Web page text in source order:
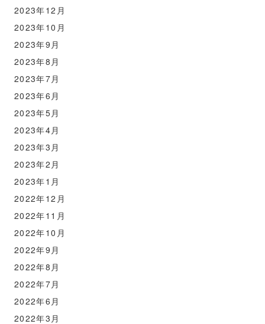
2023年12月
2023年10月
2023年9月
2023年8月
2023年7月
2023年6月
2023年5月
2023年4月
2023年3月
2023年2月
2023年1月
2022年12月
2022年11月
2022年10月
2022年9月
2022年8月
2022年7月
2022年6月
2022年3月